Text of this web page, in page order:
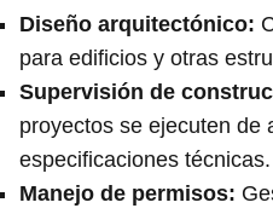
Diseño arquitectónico:
para edificios y otras
Supervisión de
proyectos se ejecuten de
especificaciones técnicas.
Manejo de permisos: